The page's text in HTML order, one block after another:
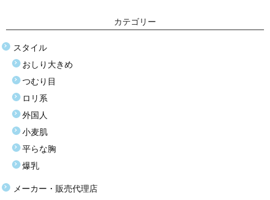
塩化ビニール（プラスティック）
価格選択
3万円以下
3万〜8万円
8万〜9万円
9万〜11万円
11万〜13万円
カテゴリー
スタイル
おしり大きめ
つむり目
ロリ系
外国人
小麦肌
平らな胸
爆乳
メーカー・販売代理店